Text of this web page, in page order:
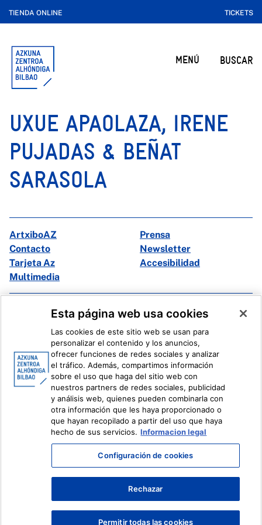
TIENDA ONLINE TICKETS
MENÚ BUSCAR
UXUE APAOLAZA, IRENE
PUJADAS & BEÑAT
SARASOLA
ArtxiboAZ
Prensa
Contacto
Newsletter
Tarjeta Az
Accesibilidad
Multimedia
Facebook
X
Ivoox
Información legal Sistema Interno de Información
Esta página web usa cookies
Las cookies de este sitio web se usan para
personalizar el contenido y los anuncios,
ofrecer funciones de redes sociales y analizar
el tráfico. Además, compartimos información
sobre el uso que haga del sitio web con
nuestros partners de redes sociales, publicidad
y análisis web, quienes pueden combinarla con
otra información que les haya proporcionado o
que hayan recopilado a partir del uso que haya
hecho de sus servicios. Informacion legal
Configuración de cookies
Rechazar
Permitir todas las cookies